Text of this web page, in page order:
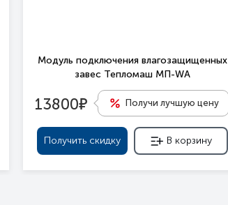
Модуль подключения влагозащищенных
завес Тепломаш МП-WA
13800е Получи лучшую цену
Получить скидку В корзину